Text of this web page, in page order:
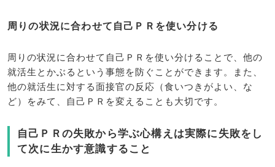
周りの状況に合わせて自己ＰＲを使い分ける
周りの状況に合わせて自己ＰＲを使い分けることで、他の
就活生とかぶるという事態を防ぐことができます。また、
他の就活生に対する面接官の反応（食いつきがよい、な
ど）をみて、自己ＰＲを変えることも大切です。
自己ＰＲの失敗から学ぶ心構えは実際に失敗をし
て次に生かす意識すること